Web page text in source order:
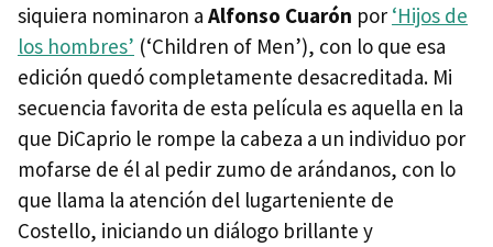
siquiera nominaron a Alfonso Cuarón por ‘Hijos de
los hombres’ (‘Children of Men’), con lo que esa
edición quedó completamente desacreditada. Mi
secuencia favorita de esta película es aquella en la
que DiCaprio le rompe la cabeza a un individuo por
mofarse de él al pedir zumo de arándanos, con lo
que llama la atención del lugarteniente de
Costello, iniciando un diálogo brillante y